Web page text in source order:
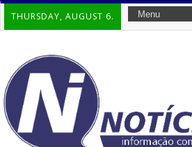
THURSDAY, AUGUST 6.